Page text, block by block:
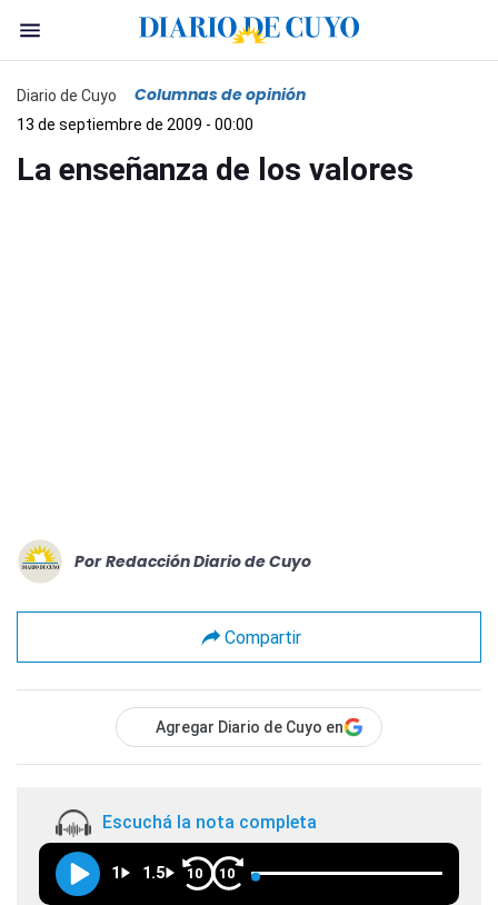
Diario de Cuyo Columnas de opinión
13 de septiembre de 2009 - 00:00
La enseñanza de los valores
Por Redacción Diario de Cuyo
Compartir
Agregar Diario de Cuyo en
Escuchá la nota completa
1 1.5 10 10